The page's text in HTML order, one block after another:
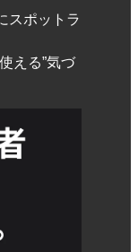
スポットラ
える”気づ